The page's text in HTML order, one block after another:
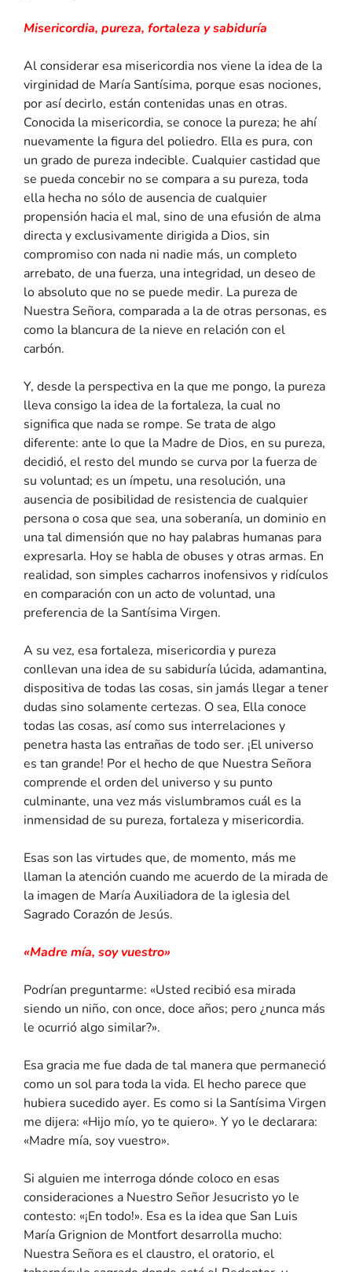
Misericordia, pureza, fortaleza y sabiduría
Al considerar esa misericordia nos viene la idea de la
virginidad de María Santísima, porque esas nociones,
por así decirlo, están contenidas unas en otras.
Conocida la misericordia, se conoce la pureza; he ahí
nuevamente la figura del poliedro. Ella es pura, con
un grado de pureza indecible. Cualquier castidad que
se pueda concebir no se compara a su pureza, toda
ella hecha no sólo de ausencia de cualquier
propensión hacia el mal, sino de una efusión de alma
directa y exclusivamente dirigida a Dios, sin
compromiso con nada ni nadie más, un completo
arrebato, de una fuerza, una integridad, un deseo de
lo absoluto que no se puede medir. La pureza de
Nuestra Señora, comparada a la de otras personas, es
como la blancura de la nieve en relación con el
carbón.
Y, desde la perspectiva en la que me pongo, la pureza
lleva consigo la idea de la fortaleza, la cual no
significa que nada se rompe. Se trata de algo
diferente: ante lo que la Madre de Dios, en su pureza,
decidió, el resto del mundo se curva por la fuerza de
su voluntad; es un ímpetu, una resolución, una
ausencia de posibilidad de resistencia de cualquier
persona o cosa que sea, una soberanía, un dominio en
una tal dimensión que no hay palabras humanas para
expresarla. Hoy se habla de obuses y otras armas. En
realidad, son simples cacharros inofensivos y ridículos
en comparación con un acto de voluntad, una
preferencia de la Santísima Virgen.
A su vez, esa fortaleza, misericordia y pureza
conllevan una idea de su sabiduría lúcida, adamantina,
dispositiva de todas las cosas, sin jamás llegar a tener
dudas sino solamente certezas. O sea, Ella conoce
todas las cosas, así como sus interrelaciones y
penetra hasta las entrañas de todo ser. ¡El universo
es tan grande! Por el hecho de que Nuestra Señora
comprende el orden del universo y su punto
culminante, una vez más vislumbramos cuál es la
inmensidad de su pureza, fortaleza y misericordia.
Esas son las virtudes que, de momento, más me
llaman la atención cuando me acuerdo de la mirada de
la imagen de María Auxiliadora de la iglesia del
Sagrado Corazón de Jesús.
«Madre mía, soy vuestro»
Podrían preguntarme: «Usted recibió esa mirada
siendo un niño, con once, doce años; pero ¿nunca más
le ocurrió algo similar?».
Esa gracia me fue dada de tal manera que permaneció
como un sol para toda la vida. El hecho parece que
hubiera sucedido ayer. Es como si la Santísima Virgen
me dijera: «Hijo mío, yo te quiero». Y yo le declarara:
«Madre mía, soy vuestro».
Si alguien me interroga dónde coloco en esas
consideraciones a Nuestro Señor Jesucristo yo le
contesto: «¡En todo!». Esa es la idea que San Luis
María Grignion de Montfort desarrolla mucho:
Nuestra Señora es el claustro, el oratorio, el